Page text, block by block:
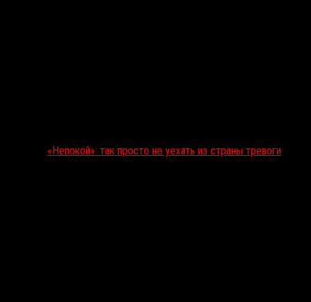
«Непокой»: так просто не уехать из страны тревоги